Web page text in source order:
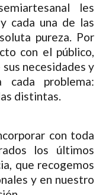
les
cada una de las
pureza. Por
con el público,
necesidades y
problema:
distintas.
con toda
los últimos
que recogemos
y en nuestro